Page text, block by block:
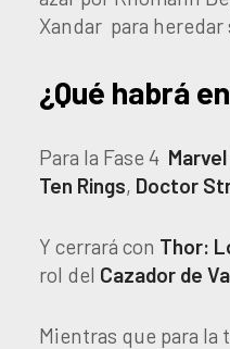
Xandar para
¿Qué habrá
Para la Fase 4 Marvel
Ten Rings, Doctor
Y cerrará con Thor:
rol del Cazador de
Mientras que para la